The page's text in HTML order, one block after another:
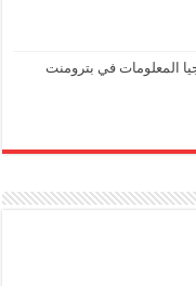
المعلومات في بترومنت